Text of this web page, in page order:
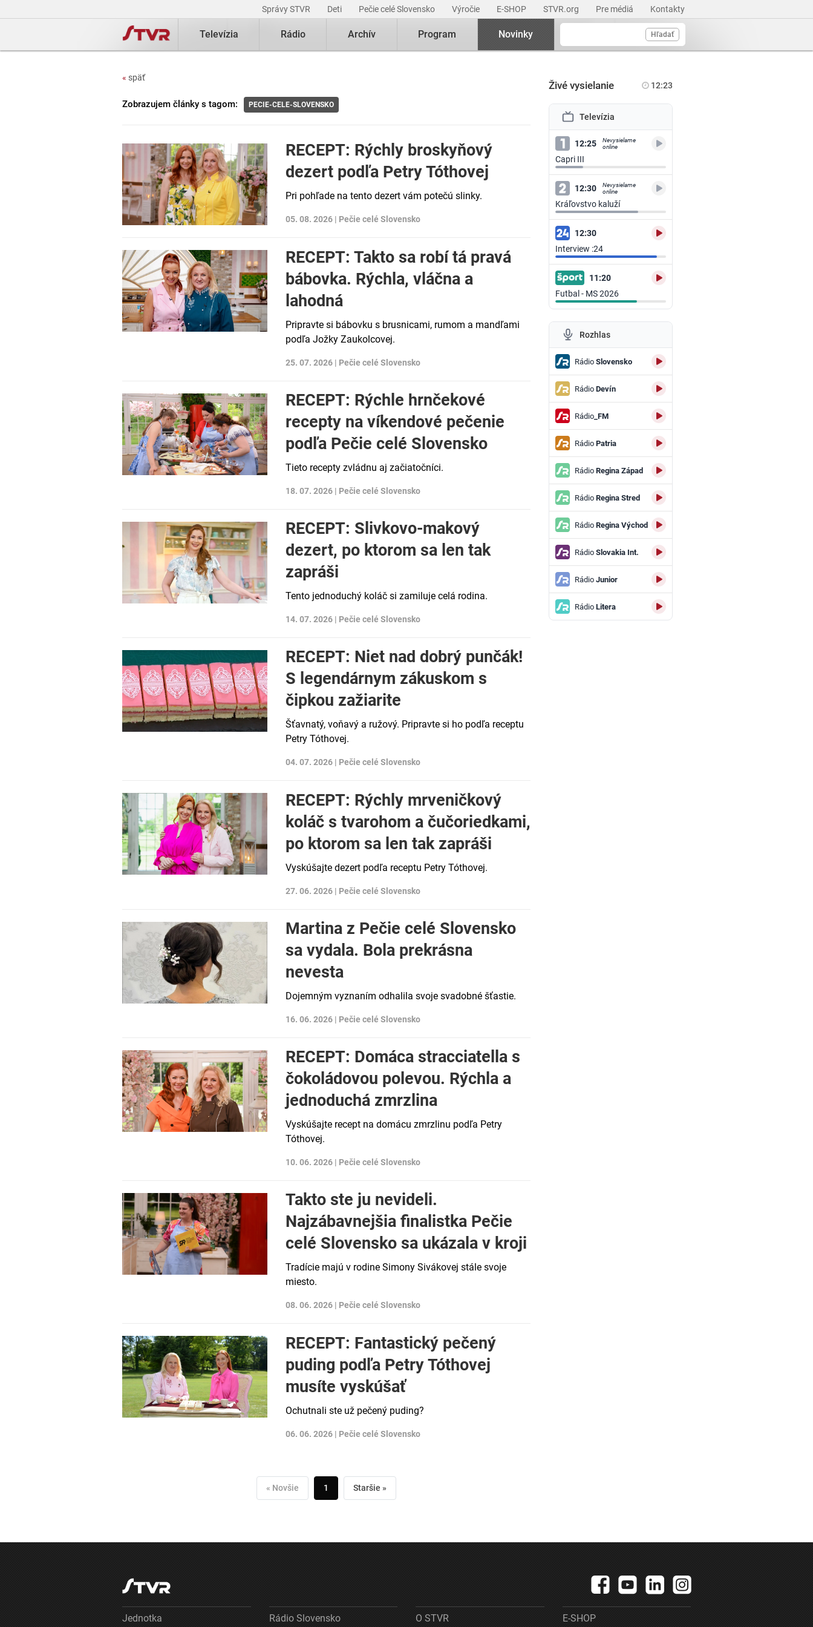
Správy STVR Deti Pečie celé Slovensko Výročie E-SHOP STVR.org Pre médiá Kontakty
Hľadať
Televízia Rádio Archív Program Novinky
« späť
Zobrazujem články s tagom: PECIE-CELE-SLOVENSKO
RECEPT: Rýchly broskyňový
dezert podľa Petry Tóthovej
Pri pohľade na tento dezert vám potečú slinky.
05. 08. 2026 | Pečie celé Slovensko
RECEPT: Takto sa robí tá pravá
bábovka. Rýchla, vláčna a
lahodná
Pripravte si bábovku s brusnicami, rumom a mandľami
podľa Jožky Zaukolcovej.
25. 07. 2026 | Pečie celé Slovensko
RECEPT: Rýchle hrnčekové
recepty na víkendové pečenie
podľa Pečie celé Slovensko
Tieto recepty zvládnu aj začiatočníci.
18. 07. 2026 | Pečie celé Slovensko
RECEPT: Slivkovo-makový
dezert, po ktorom sa len tak
zapráši
Tento jednoduchý koláč si zamiluje celá rodina.
14. 07. 2026 | Pečie celé Slovensko
RECEPT: Niet nad dobrý punčák!
S legendárnym zákuskom s
čipkou zažiarite
Šťavnatý, voňavý a ružový. Pripravte si ho podľa receptu
Petry Tóthovej.
04. 07. 2026 | Pečie celé Slovensko
RECEPT: Rýchly mrveničkový
koláč s tvarohom a čučoriedkami,
po ktorom sa len tak zapráši
Vyskúšajte dezert podľa receptu Petry Tóthovej.
27. 06. 2026 | Pečie celé Slovensko
Martina z Pečie celé Slovensko
sa vydala. Bola prekrásna
nevesta
Dojemným vyznaním odhalila svoje svadobné šťastie.
16. 06. 2026 | Pečie celé Slovensko
RECEPT: Domáca stracciatella s
čokoládovou polevou. Rýchla a
jednoduchá zmrzlina
Vyskúšajte recept na domácu zmrzlinu podľa Petry
Tóthovej.
10. 06. 2026 | Pečie celé Slovensko
Takto ste ju nevideli.
Najzábavnejšia finalistka Pečie
celé Slovensko sa ukázala v kroji
Tradície majú v rodine Simony Sivákovej stále svoje
miesto.
08. 06. 2026 | Pečie celé Slovensko
RECEPT: Fantastický pečený
puding podľa Petry Tóthovej
musíte vyskúšať
Ochutnali ste už pečený puding?
06. 06. 2026 | Pečie celé Slovensko
« Novšie 1 Staršie »
Živé vysielanie 12:23
Televízia
12:25
Nevysielame
online
Capri III
12:30
Nevysielame
online
Kráľovstvo kaluží
12:30
Interview :24
11:20
Futbal - MS 2026
Rozhlas
Rádio Slovensko
Rádio Devín
Rádio _FM
Rádio Patria
Rádio Regina Západ
Rádio Regina Stred
Rádio Regina Východ
Rádio Slovakia Int.
Rádio Junior
Rádio Litera
Jednotka Rádio Slovensko O STVR E-SHOP